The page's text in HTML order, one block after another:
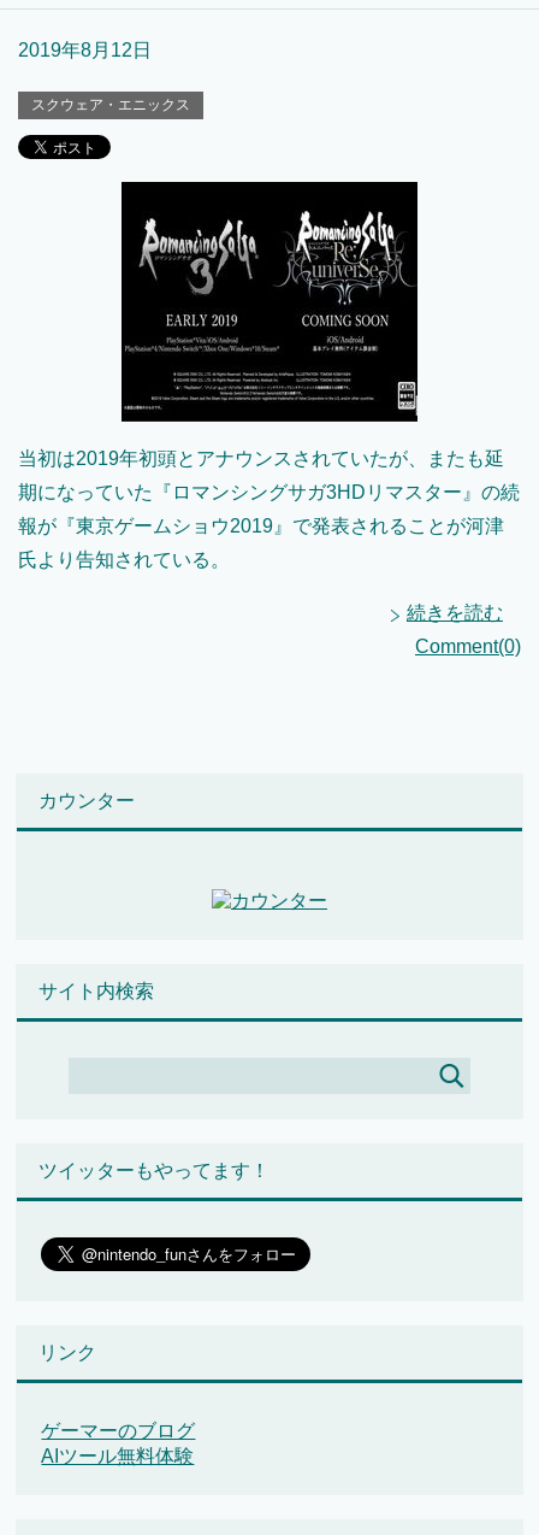
2019年8月12日
スクウェア・エニックス
当初は2019年初頭とアナウンスされていたが、またも延
期になっていた『ロマンシングサガ3HDリマスター』の続
報が『東京ゲームショウ2019』で発表されることが河津
氏より告知されている。
続きを読む
Comment(0)
カウンター
サイト内検索
ツイッターもやってます！
リンク
ゲーマーのブログ
AIツール無料体験